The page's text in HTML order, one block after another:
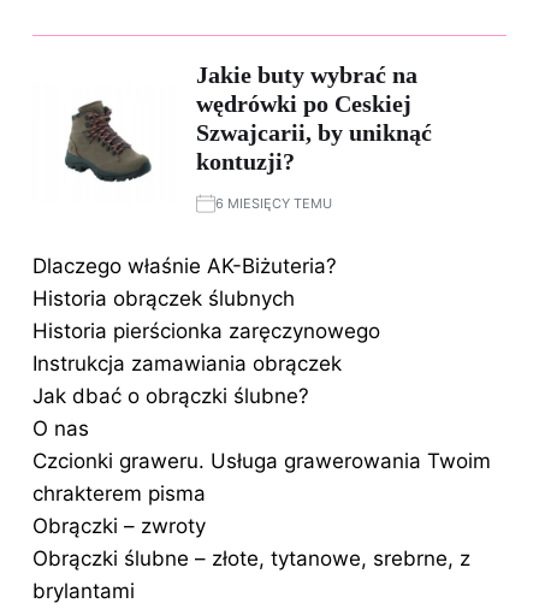
Jakie buty wybrać na
wędrówki po Ceskiej
Szwajcarii, by uniknąć
kontuzji?
6 MIESIĘCY TEMU
Dlaczego właśnie AK-Biżuteria?
Historia obrączek ślubnych
Historia pierścionka zaręczynowego
Instrukcja zamawiania obrączek
Jak dbać o obrączki ślubne?
O nas
Czcionki graweru. Usługa grawerowania Twoim
chrakterem pisma
Obrączki – zwroty
Obrączki ślubne – złote, tytanowe, srebrne, z
brylantami